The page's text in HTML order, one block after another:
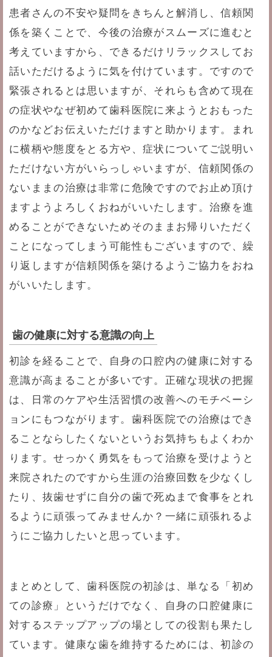
患者さんの不安や疑問をきちんと解消し、信頼関
係を築くことで、今後の治療がスムーズに進むと
考えていますから、できるだけリラックスしてお
話いただけるように気を付けています。ですので
緊張されるとは思いますが、それらも含めて現在
の症状やなぜ初めて歯科医院に来ようとおもった
のかなどお伝えいただけますと助かります。まれ
に横柄や態度をとる方や、症状についてご説明い
ただけない方がいらっしゃいますが、信頼関係の
ないままの治療は非常に危険ですのでお止め頂け
ますようよろしくおねがいいたします。治療を進
めることができないためそのままお帰りいただく
ことになってしまう可能性もございますので、繰
り返しますが信頼関係を築けるようご協力をおね
がいいたします。
歯の健康に対する意識の向上
初診を経ることで、自身の口腔内の健康に対する
意識が高まることが多いです。正確な現状の把握
は、日常のケアや生活習慣の改善へのモチベーシ
ョンにもつながります。歯科医院での治療はでき
ることならしたくないというお気持ちもよくわか
ります。せっかく勇気をもって治療を受けようと
来院されたのですから生涯の治療回数を少なくし
たり、抜歯せずに自分の歯で死ぬまで食事をとれ
るように頑張ってみませんか？一緒に頑張れるよ
うにご協力したいと思っています。
まとめとして、歯科医院の初診は、単なる「初め
ての診療」というだけでなく、自身の口腔健康に
対するステップアップの場としての役割も果たし
ています。健康な歯を維持するためには、初診の